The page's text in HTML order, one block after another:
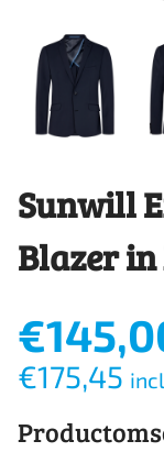
Sunwill
Blazer
€
€175,45